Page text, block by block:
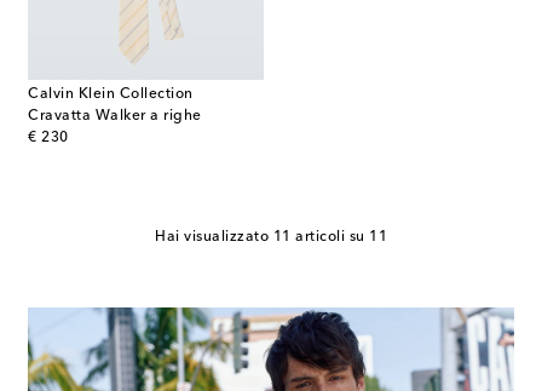
Calvin Klein Collection
Cravatta Walker a righe
€ 230
original price
Hai visualizzato 11 articoli su 11